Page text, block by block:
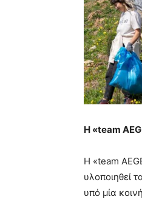
Η «team
Η «team
υλοποιηθεί
υπό μία